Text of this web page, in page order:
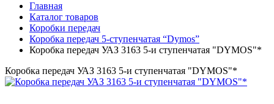
Главная
Каталог товаров
Коробки передач
Коробка передач 5-ступенчатая “Dymos”
Коробка передач УАЗ 3163 5-и ступенчатая "DYMOS"*
Коробка передач УАЗ 3163 5-и ступенчатая "DYMOS"*